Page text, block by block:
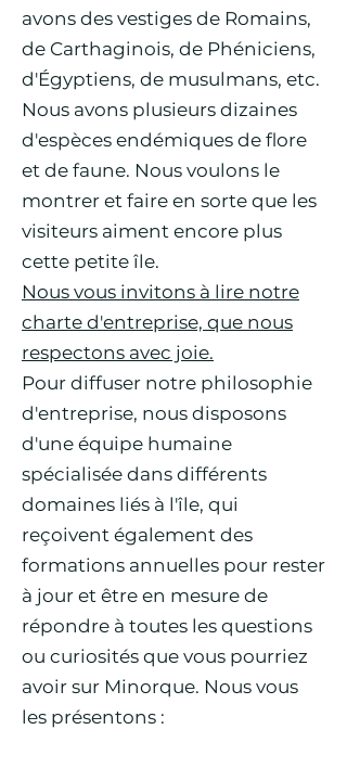
avons des vestiges de Romains,
de Carthaginois, de Phéniciens,
d'Égyptiens, de musulmans, etc.
Nous avons plusieurs dizaines
d'espèces endémiques de flore
et de faune. Nous voulons le
montrer et faire en sorte que les
visiteurs aiment encore plus
cette petite île.
Nous vous invitons à lire notre
charte d'entreprise, que nous
respectons avec joie.
Pour diffuser notre philosophie
d'entreprise, nous disposons
d'une équipe humaine
spécialisée dans différents
domaines liés à l'île, qui
reçoivent également des
formations annuelles pour rester
à jour et être en mesure de
répondre à toutes les questions
ou curiosités que vous pourriez
avoir sur Minorque. Nous vous
les présentons :